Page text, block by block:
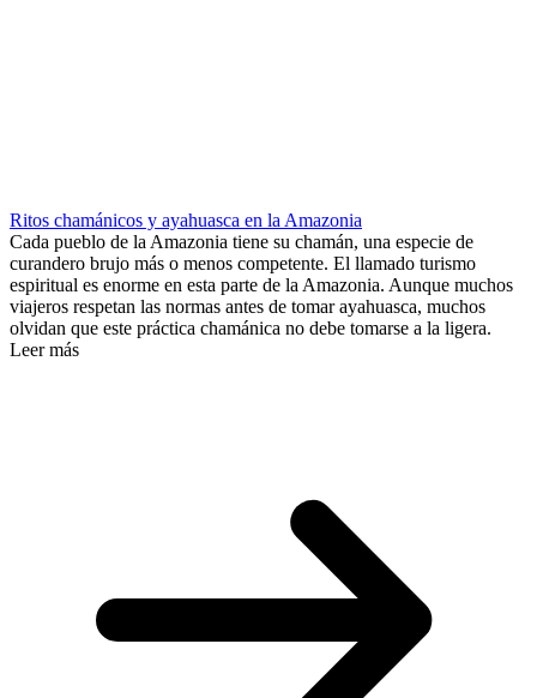
Ritos chamánicos y ayahuasca en la Amazonia
Cada pueblo de la Amazonia tiene su chamán, una especie de
curandero brujo más o menos competente. El llamado turismo
espiritual es enorme en esta parte de la Amazonia. Aunque muchos
viajeros respetan las normas antes de tomar ayahuasca, muchos
olvidan que este práctica chamánica no debe tomarse a la ligera.
Leer más